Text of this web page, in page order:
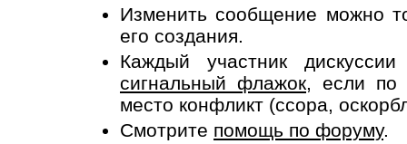
Изменить сообщение можно
его создания.
Каждый участник
сигнальный флажок, если по
место конфликт (ссора,
Смотрите помощь по форуму.